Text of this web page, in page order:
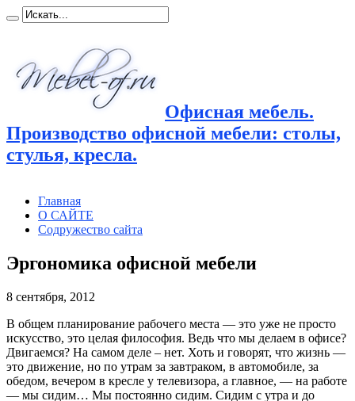
Офисная мебель.
Производство офисной мебели: столы,
стулья, кресла.
Главная
О САЙТЕ
Содружество сайта
Эргономика офисной мебели
8 сентября, 2012
В общем планирование рабочего места — это уже не просто
искусство, это целая философия. Ведь что мы делаем в офисе?
Двигаемся? На самом деле – нет. Хоть и говорят, что жизнь —
это движение, но по утрам за завтраком, в автомобиле, за
обедом, вечером в кресле у телевизора, а главное, — на работе
— мы сидим… Мы постоянно сидим. Сидим с утра и до